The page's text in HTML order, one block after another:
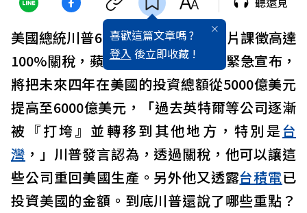
喜歡這篇文章嗎 ?
登入 後立即收藏 !
美國總統川普6日宣布，將對進口晶片課徵高達
100%關稅，蘋果公司（Apple
）還緊急宣布，
將把未來四年在美國的投資總額從5000億美元
提高至6000億美元，「過去英特爾等公司逐漸
被『打垮』並轉移到其他地方，特別是台
灣 ，」川普發言認為，透過關稅，他可以讓這
些公司重回美國生產。另外他又透露台積電已
投資美國的金額。到底川普還說了哪些重點？